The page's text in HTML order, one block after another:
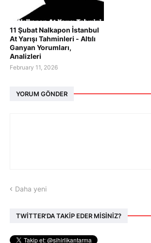
11 Şubat Nalkapon İstanbul
At Yarışı Tahminleri - Altılı
Ganyan Yorumları,
Analizleri
February 11, 2026
YORUM GÖNDER
Daha yeni
TWİTTER'DA TAKİP EDER MİSİNİZ?